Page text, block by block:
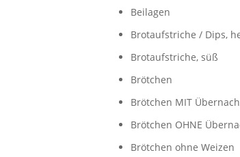
Beilagen
Brotaufstriche / Dips,
Brotaufstriche, süß
Brötchen
Brötchen MIT
Brötchen OHNE
Brötchen ohne Weizen